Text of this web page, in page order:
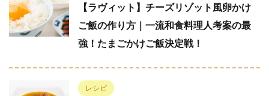
【ラヴィット】チーズリゾット風卵かけ
ご飯の作り方｜一流和食料理人考案の最
強！たまごかけご飯決定戦！
レシピ